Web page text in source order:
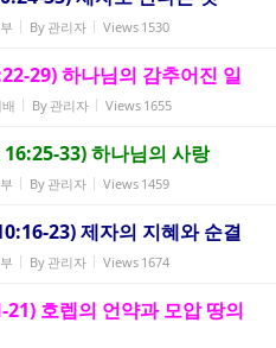
By 관리자 Views 1530
29) 하나님의 감추어진 일
By 관리자 Views 1655
33) 하나님의 사랑
By 관리자 Views 1459
23) 제자의 지혜와 순결
By 관리자 Views 1674
호렙의 언약과 모압 땅의